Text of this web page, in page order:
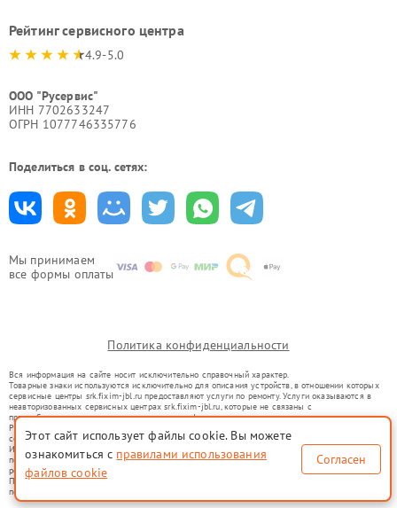
Мы принимаем
все формы оплаты
Рейтинг сервисного центра
4.9-5.0
ООО "Русервис"
ИНН 7702633247
ОГРН 1077746335776
Поделиться в соц. сетях:
Политика конфиденциальности
Вся информация на сайте носит исключительно справочный характер.
Товарные знаки используются исключительно для описания устройств, в отношении которых
сервисные центры srk.fixim-jbl.ru предоставляют услуги по ремонту. Услуги оказываются в
неавторизованных сервисных центрах srk.fixim-jbl.ru, которые не связаны с
правообладателями товарных знаков или их официальными представителями.
Ремонт осуществляется для устройств, уже введенных в гражданский оборот в соответствии
со статьей 1487 ГК РФ.
Использование товарных знаков не преследует цели индивидуализации услуг или введения
потребителей в заблуждение, а служит для информирования о предоставляемых услугах по
ремонту техники указанных брендов.
Представленная на сайте информация не является публичной офертой, определяемой
положениями Статьи 437(2) Гражданского кодекса РФ
Этот сайт использует файлы cookie. Вы можете
ознакомиться с правилами использования
файлов cookie
Согласен